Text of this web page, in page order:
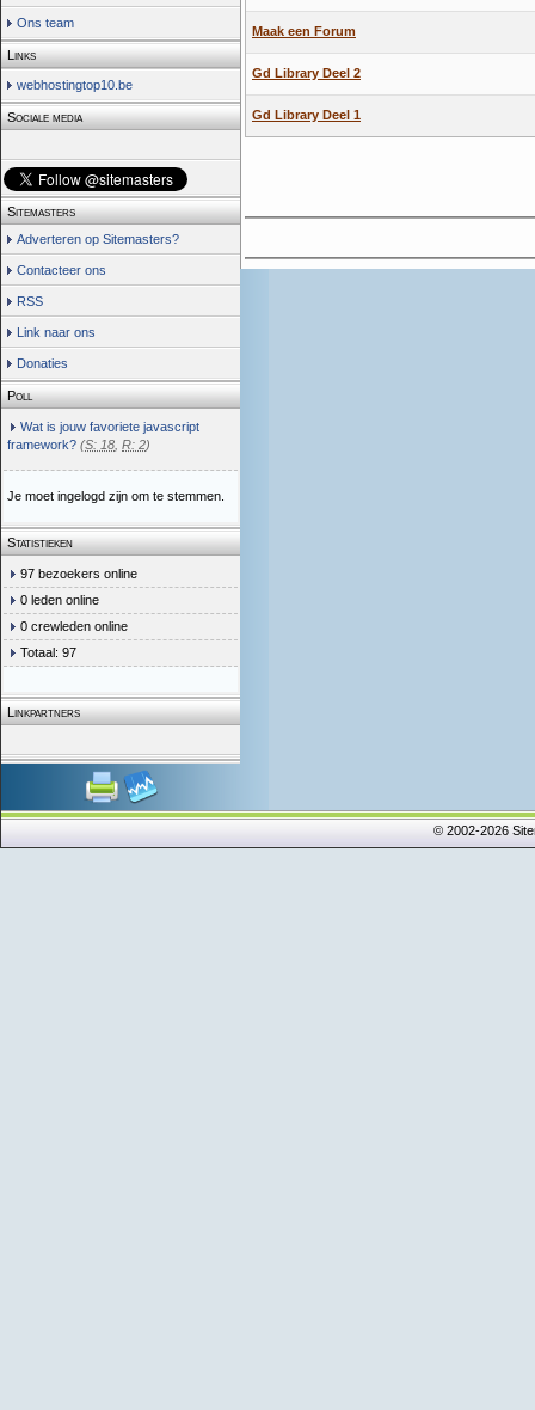
Ons team
Links
webhostingtop10.be
Sociale media
Sitemasters
Adverteren op Sitemasters?
Contacteer ons
RSS
Link naar ons
Donaties
Poll
Wat is jouw favoriete javascript
framework? (S: 18 R: 2)
Je moet ingelogd zijn om te stemmen.
Statistieken
97 bezoekers online
0 leden online
0 crewleden online
Totaal: 97
Linkpartners
Maak een Forum
Gd Library Deel 2
Gd Library Deel 1
© 2002-2026